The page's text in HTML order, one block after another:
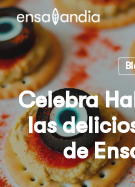
Skip
to
main
content
Celebra
las
de